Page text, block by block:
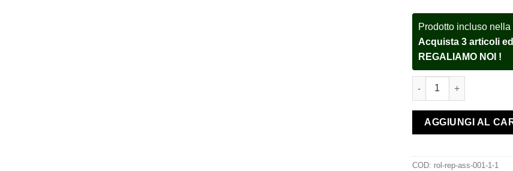
Prodotto incluso
Acquista 3 articoli
REGALIAMO NOI !
Rolex assemblato Day-
AGGIUNGI AL
COD: rol-rep-ass-001-1-1